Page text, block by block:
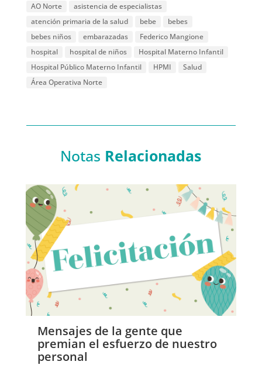
AO Norte
asistencia de especialistas
atención primaria de la salud
bebe
bebes
bebes niños
embarazadas
Federico Mangione
hospital
hospital de niños
Hospital Materno Infantil
Hospital Público Materno Infantil
HPMI
Salud
Área Operativa Norte
Notas Relacionadas
Mensajes de la gente que
premian el esfuerzo de nuestro
personal